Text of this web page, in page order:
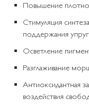
Повышение
Стимуляция
поддержания
Осветление
Разглаживание
Антиоксидантная
воздействия